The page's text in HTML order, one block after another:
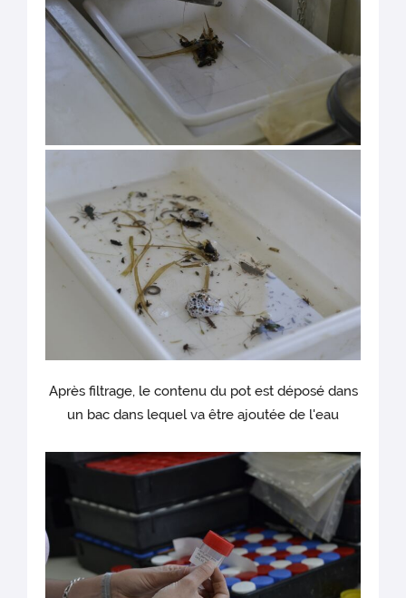
Après filtrage, le contenu du pot est déposé dans
un bac dans lequel va être ajoutée de l'eau